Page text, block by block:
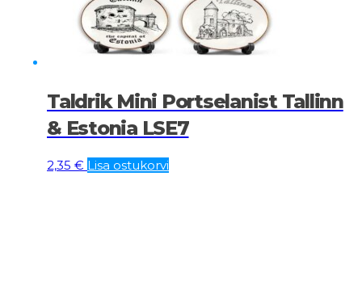
Taldrik Mini Portselanist Tallinn
& Estonia LSE7
2,35 € Lisa ostukorvi